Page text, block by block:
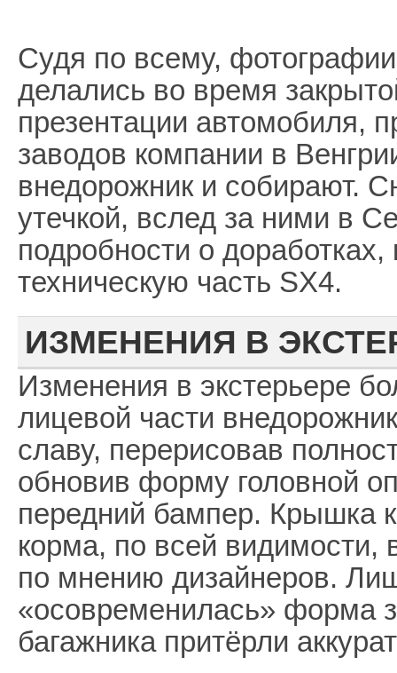
Судя по всему,
делались во время
презентации автомобиля,
заводов компании в
внедорожник и собирают.
утечкой, вслед за ними в
подробности о доработках,
техническую часть SX4.
ИЗМЕНЕНИЯ В
Изменения в экстерьере
лицевой части
славу, перерисовав
обновив форму головной
передний бампер. Крышка
корма, по всей видимости,
по мнению дизайнеров.
«осовременилась» форма
багажника притёрли